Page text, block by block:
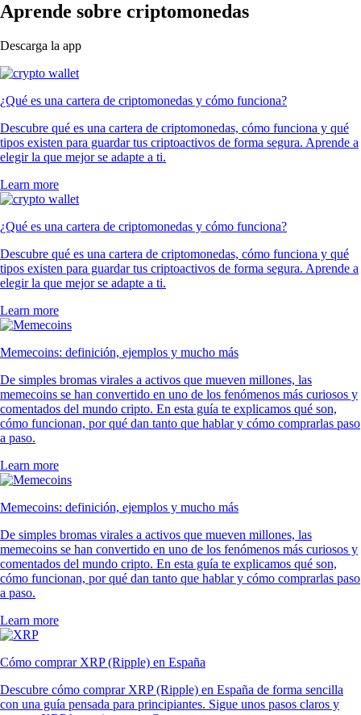
Aprende sobre criptomonedas
Descarga la app
¿Qué es una cartera de criptomonedas y cómo funciona?
Descubre qué es una cartera de criptomonedas, cómo funciona y qué
tipos existen para guardar tus criptoactivos de forma segura. Aprende a
elegir la que mejor se adapte a ti.
Learn more
¿Qué es una cartera de criptomonedas y cómo funciona?
Descubre qué es una cartera de criptomonedas, cómo funciona y qué
tipos existen para guardar tus criptoactivos de forma segura. Aprende a
elegir la que mejor se adapte a ti.
Learn more
Memecoins: definición, ejemplos y mucho más
De simples bromas virales a activos que mueven millones, las
memecoins se han convertido en uno de los fenómenos más curiosos y
comentados del mundo cripto. En esta guía te explicamos qué son,
cómo funcionan, por qué dan tanto que hablar y cómo comprarlas paso
a paso.
Learn more
Memecoins: definición, ejemplos y mucho más
De simples bromas virales a activos que mueven millones, las
memecoins se han convertido en uno de los fenómenos más curiosos y
comentados del mundo cripto. En esta guía te explicamos qué son,
cómo funcionan, por qué dan tanto que hablar y cómo comprarlas paso
a paso.
Learn more
Cómo comprar XRP (Ripple) en España
Descubre cómo comprar XRP (Ripple) en España de forma sencilla
con una guía pensada para principiantes. Sigue unos pasos claros y